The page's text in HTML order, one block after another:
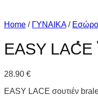
Home / ΓΥΝΑΙΚΑ /
EASY
28.90 €
EASY LACE σουτιέν